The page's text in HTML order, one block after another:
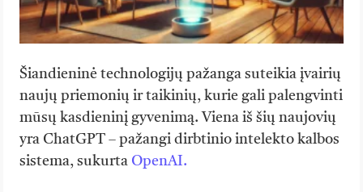
Šiandieninė technologijų pažanga suteikia įvairių
naujų priemonių ir taikinių, kurie gali palengvinti
mūsų kasdieninį gyvenimą. Viena iš šių naujovių
yra ChatGPT – pažangi dirbtinio intelekto kalbos
sistema, sukurta OpenAI.